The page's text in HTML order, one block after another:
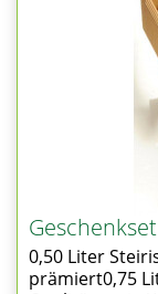
0,50 Liter
prämiert0,75